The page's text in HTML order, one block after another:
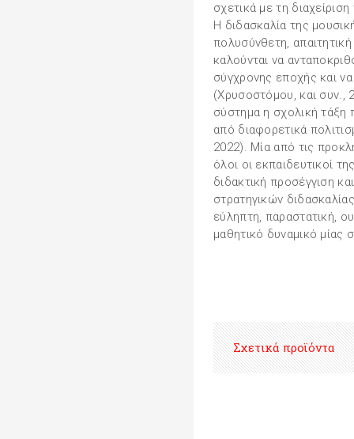
σχετικά με τη
Η διδασκαλία της
πολυσύνθετη,
καλούνται να
σύγχρονης εποχής και
(Χρυσοστόμου, και συν.,
σύστημα η σχολική τάξη
από διαφορετικά
2022). Μία από τις
όλοι οι εκπαιδευτικοί
διδακτική προσέγγιση
στρατηγικών
εύληπτη, παραστατική,
μαθητικό δυναμικό μίας
Σχετικά προϊόντα